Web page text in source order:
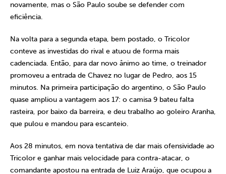
novamente, mas o São Paulo soube se defender com
eficiência.
Na volta para a segunda etapa, bem postado, o Tricolor
conteve as investidas do rival e atuou de forma mais
cadenciada. Então, para dar novo ânimo ao time, o treinador
promoveu a entrada de Chavez no lugar de Pedro, aos 15
minutos. Na primeira participação do argentino, o São Paulo
quase ampliou a vantagem aos 17: o camisa 9 bateu falta
rasteira, por baixo da barreira, e deu trabalho ao goleiro Aranha,
que pulou e mandou para escanteio.
Aos 28 minutos, em nova tentativa de dar mais ofensividade ao
Tricolor e ganhar mais velocidade para contra-atacar, o
comandante apostou na entrada de Luiz Araújo, que ocupou a